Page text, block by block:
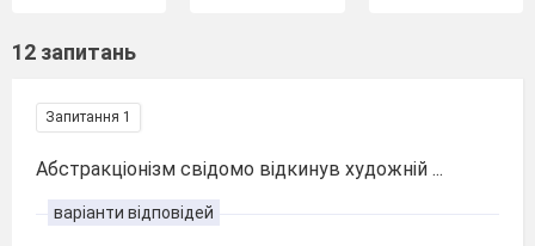
12 запитань
Запитання 1
Абстракціонізм свідомо відкинув художній ...
варіанти відповідей